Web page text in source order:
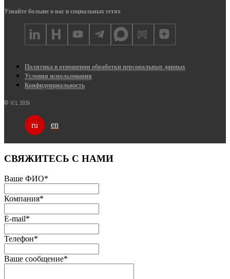
Узнайте больше о нас в социальных сетях
Политика в отношении обработки персональных данных
Условия использования
Конфиденциальность
© ICL 2026
ru en
СВЯЖИТЕСЬ С НАМИ
Ваше ФИО*
Компания*
E-mail*
Телефон*
Ваше сообщение*